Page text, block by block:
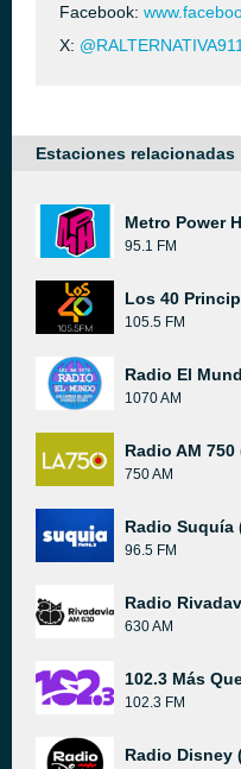
Facebook:
X: @RALTERNATIVA911
Estaciones relacionadas
Metro Power
95.1 FM
Los 40
105.5 FM
Radio El
1070 AM
Radio AM
750 AM
Radio Suquía
96.5 FM
Radio
630 AM
102.3 Más
102.3 FM
Radio Disney